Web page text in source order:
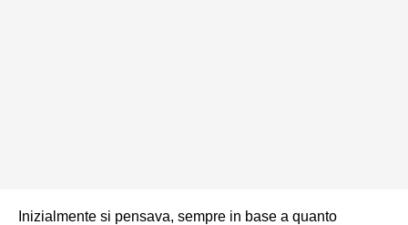
Inizialmente si pensava, sempre in base a quanto